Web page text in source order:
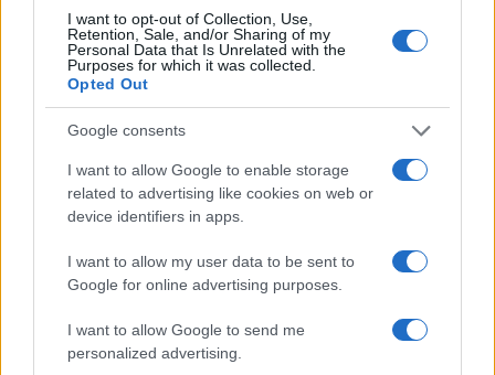
I want to opt-out of Collection, Use,
Retention, Sale, and/or Sharing of my
Personal Data that Is Unrelated with the
Purposes for which it was collected.
Opted Out
Google consents
I want to allow Google to enable storage
related to advertising like cookies on web or
device identifiers in apps.
I want to allow my user data to be sent to
Google for online advertising purposes.
I want to allow Google to send me
personalized advertising.